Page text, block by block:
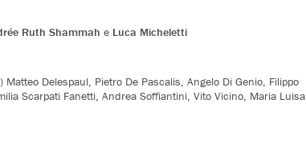
Ruth Shammah e Luca Micheletti
Delespaul, Pietro De Pascalis, Angelo Di Genio, Filippo
Scarpati Fanetti, Andrea Soffiantini, Vito Vicino, Maria Luisa